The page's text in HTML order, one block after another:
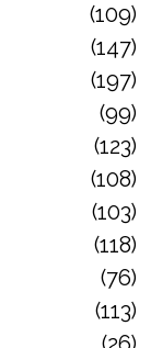
109
147
197
99
123
108
103
118
76
113